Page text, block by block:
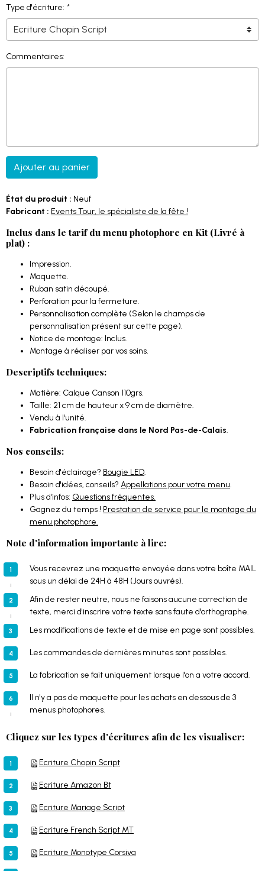
Type d'écriture:
Commentaires:
Ajouter au panier
État du produit : Neuf
Fabricant : Events Tour, le spécialiste de la fête !
Inclus dans le tarif du menu photophore en Kit (Livré à
plat) :
Impression.
Maquette.
Ruban satin découpé.
Perforation pour la fermeture.
Personnalisation complète (Selon le champs de
personnalisation présent sur cette page).
Notice de montage: Inclus.
Montage à réaliser par vos soins.
Descriptifs techniques:
Matière: Calque Canson 110grs.
Taille: 21 cm de hauteur x 9 cm de diamètre.
Vendu à l'unité.
Fabrication française dans le Nord Pas-de-Calais.
Nos conseils:
Besoin d'éclairage? Bougie LED.
Besoin d'idées, conseils? Appellations pour votre menu.
Plus d'infos: Questions fréquentes.
Gagnez du temps ! Prestation de service pour le montage du
menu photophore.
Note d'information importante à lire:
Vous recevrez une maquette envoyée dans votre boîte MAIL
sous un délai de 24H à 48H (Jours ouvrés).
Afin de rester neutre, nous ne faisons aucune correction de
texte, merci d'inscrire votre texte sans faute d'orthographe.
Les modifications de texte et de mise en page sont possibles.
Les commandes de dernières minutes sont possibles.
La fabrication se fait uniquement lorsque l'on a votre accord.
Il n'y a pas de maquette pour les achats en dessous de 3
menus photophores.
Cliquez sur les types d'écritures afin de les visualiser:
Ecriture Chopin Script
Ecriture Amazon Bt
Ecriture Mariage Script
Ecriture French Script MT
Ecriture Monotype Corsiva